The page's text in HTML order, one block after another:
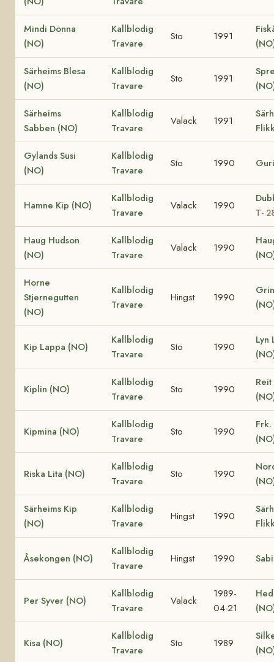
Mindi Donna
(NO)
Kallblodig
Travare
Sto 1991
Särheims Blesa
(NO)
Kallblodig
Travare
Sto 1991
Särheims
Sabben (NO)
Kallblodig
Travare
Valack 1991
Gylands Susi
(NO)
Kallblodig
Travare
Sto 1990
Hamne Kip (NO)
Kallblodig
Travare
Valack 1990
T-
Haug Hudson
(NO)
Kallblodig
Travare
Valack 1990
Horne
Stjernegutten
(NO)
Kallblodig
Travare
Hingst 1990
Kip Lappa (NO)
Kallblodig
Travare
Sto 1990
Lyn
Kiplin (NO)
Kallblodig
Travare
Sto 1990
Kipmina (NO)
Kallblodig
Travare
Sto 1990
Riska Lita (NO)
Kallblodig
Travare
Sto 1990
Särheims Kip
(NO)
Kallblodig
Travare
Hingst 1990
Åsekongen (NO)
Kallblodig
Travare
Hingst 1990
Per Syver (NO)
Kallblodig
Travare
Valack
1989-
04-21
Kisa (NO)
Kallblodig
Travare
Sto 1989